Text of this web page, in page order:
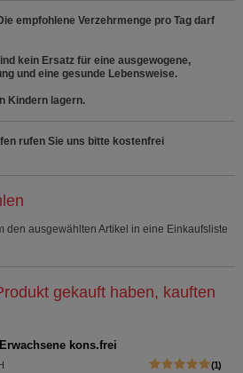
empfohlene Verzehrmenge pro Tag darf
kein Ersatz für eine ausgewogene,
und eine gesunde Lebensweise.
Kindern lagern.
rufen Sie uns bitte kostenfrei
den ausgewählten Artikel in eine Einkaufsliste
gekauft haben, kauften
kons.frei
1